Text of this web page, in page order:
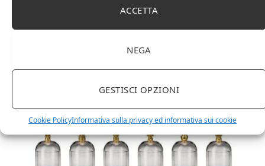
ACCETTA
NEGA
GESTISCI OPZIONI
Cookie PolicyInformativa sulla privacy ed informativa sui cookie
DOT Horeca Solutions 1000 Bicchieri PET
usa e getta bicchiere riciclabili per acqua bevande